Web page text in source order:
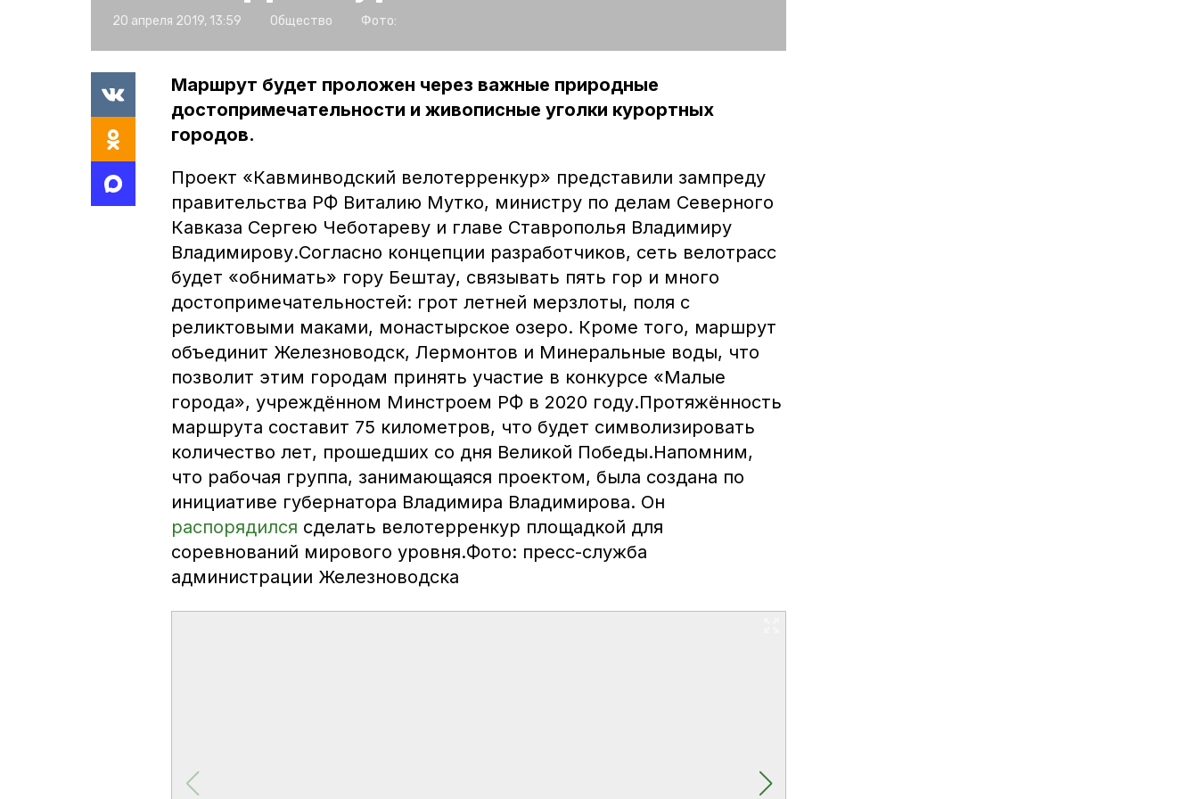
20 апреля 2019, 13:59 Общество Фото:
Маршрут будет проложен через важные природные
достопримечательности и живописные уголки курортных
городов.
Проект «Кавминводский велотерренкур» представили зампреду
правительства РФ Виталию Мутко, министру по делам Северного
Кавказа Сергею Чеботареву и главе Ставрополья Владимиру
Владимирову.Согласно концепции разработчиков, сеть велотрасс
будет «обнимать» гору Бештау, связывать пять гор и много
достопримечательностей: грот летней мерзлоты, поля с
реликтовыми маками, монастырское озеро. Кроме того, маршрут
объединит Железноводск, Лермонтов и Минеральные воды, что
позволит этим городам принять участие в конкурсе «Малые
города», учреждённом Минстроем РФ в 2020 году.Протяжённость
маршрута составит 75 километров, что будет символизировать
количество лет, прошедших со дня Великой Победы.Напомним,
что рабочая группа, занимающаяся проектом, была создана по
инициативе губернатора Владимира Владимирова. Он
распорядился сделать велотерренкур площадкой для
соревнований мирового уровня.Фото: пресс-служба
администрации Железноводска